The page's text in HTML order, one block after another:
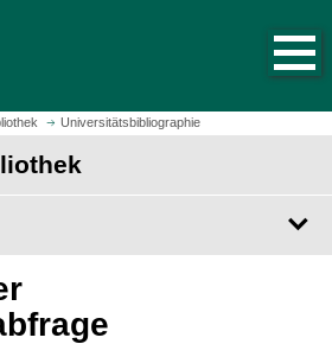
Universitätsbibliographie